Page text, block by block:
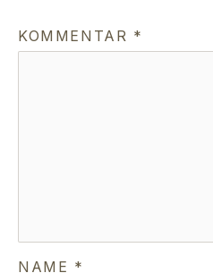
KOMMENTAR *
NAME *